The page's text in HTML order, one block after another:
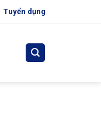
Tuyển dụng